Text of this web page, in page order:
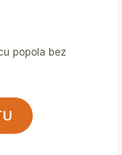
popola bez